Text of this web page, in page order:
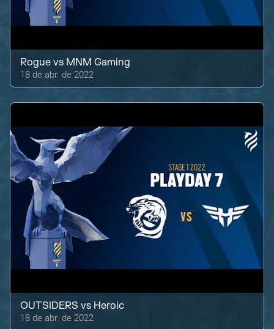
Rogue vs MNM Gaming
18 de abr. de 2022
OUTSIDERS vs Heroic
18 de abr. de 2022